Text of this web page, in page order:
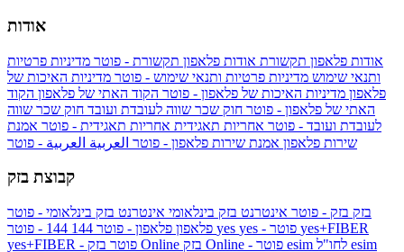
אודות
אודות פלאפון תקשורת אודות פלאפון תקשורת - פוטר מדיניות פרטיות
ותנאי שימוש מדיניות פרטיות ותנאי שימוש - פוטר מדיניות האיכות של
פלאפון מדיניות האיכות של פלאפון - פוטר הקוד האתי של פלאפון הקוד
האתי של פלאפון - פוטר חוק שכר שווה לעובדת ועובד חוק שכר שווה
לעובדת ועובד - פוטר אחריות תאגידית אחריות תאגידית - פוטר אמנת
שירות פלאפון אמנת שירות פלאפון - פוטר العربية العربية - פוטר
קבוצת בזק
בזק בזק - פוטר אינטרנט בזק בינלאומי אינטרנט בזק בינלאומי - פוטר
פלאפון פלאפון - פוטר 144 yes
yes+FIBER
yes+FIBER - פוטר בזק Online esim